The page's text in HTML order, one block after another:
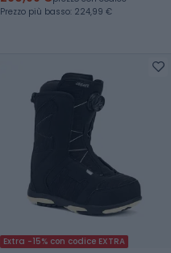
Prezzo più basso: 224,99 €
Extra -15% con codice EXTRA